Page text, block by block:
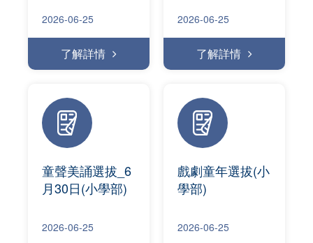
2026-06-25
了解詳情
2026-06-25
了解詳情
童聲美誦選拔_6
月30日(小學部)
2026-06-25
戲劇童年選拔(小
學部)
2026-06-25